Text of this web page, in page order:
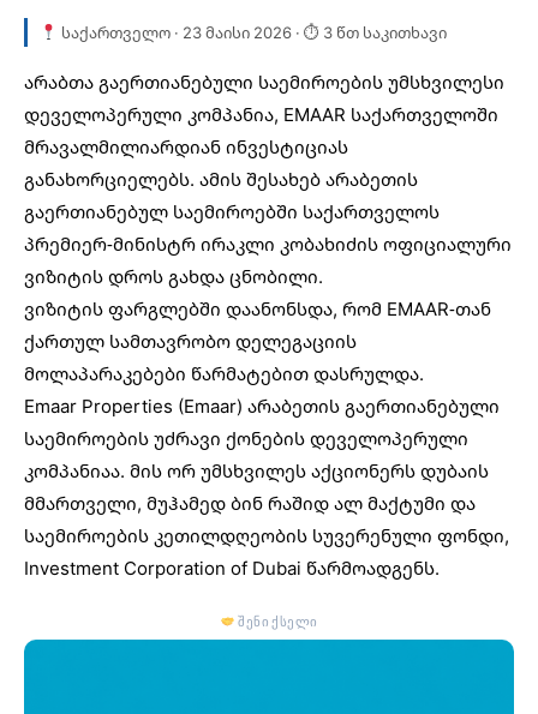
საქართველო · 23 მაისი 2026 · ⏱ 3 წთ საკითხავი
არაბთა გაერთიანებული საემიროების უმსხვილესი
დეველოპერული კომპანია, EMAAR საქართველოში
მრავალმილიარდიან ინვესტიციას
განახორციელებს. ამის შესახებ არაბეთის
გაერთიანებულ საემიროებში საქართველოს
პრემიერ-მინისტრ ირაკლი კობახიძის ოფიციალური
ვიზიტის დროს გახდა ცნობილი.
ვიზიტის ფარგლებში დაანონსდა, რომ EMAAR-თან
ქართულ სამთავრობო დელეგაციის
მოლაპარაკებები წარმატებით დასრულდა.
Emaar Properties (Emaar) არაბეთის გაერთიანებული
საემიროების უძრავი ქონების დეველოპერული
კომპანიაა. მის ორ უმსხვილეს აქციონერს დუბაის
მმართველი, მუჰამედ ბინ რაშიდ ალ მაქტუმი და
საემიროების კეთილდღეობის სუვერენული ფონდი,
Investment Corporation of Dubai წარმოადგენს.
შენი ქსელი